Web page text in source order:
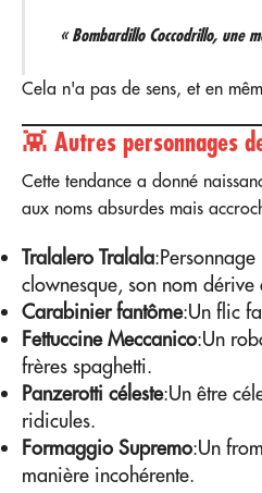
« Bombardillo Coccodrillo, une
Cela n'a pas de sens, et en
👾 Autres personnages
Cette tendance a donné
aux noms absurdes mais
Tralalero Tralala
clownesque, son nom
Carabinier fantôme:Un flic
Fettuccine Meccanico:Un
frères spaghetti.
Panzerotti céleste:Un être
ridicules.
Formaggio Supremo:Un
manière incohérente.